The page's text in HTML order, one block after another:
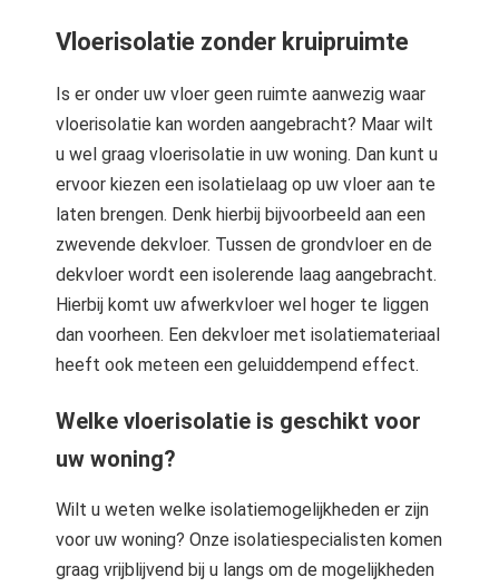
Vloerisolatie zonder kruipruimte
Is er onder uw vloer geen ruimte aanwezig waar
vloerisolatie kan worden aangebracht? Maar wilt
u wel graag vloerisolatie in uw woning. Dan kunt u
ervoor kiezen een isolatielaag op uw vloer aan te
laten brengen. Denk hierbij bijvoorbeeld aan een
zwevende dekvloer. Tussen de grondvloer en de
dekvloer wordt een isolerende laag aangebracht.
Hierbij komt uw afwerkvloer wel hoger te liggen
dan voorheen. Een dekvloer met isolatiemateriaal
heeft ook meteen een geluiddempend effect.
Welke vloerisolatie is geschikt voor
uw woning?
Wilt u weten welke isolatiemogelijkheden er zijn
voor uw woning? Onze isolatiespecialisten komen
graag vrijblijvend bij u langs om de mogelijkheden